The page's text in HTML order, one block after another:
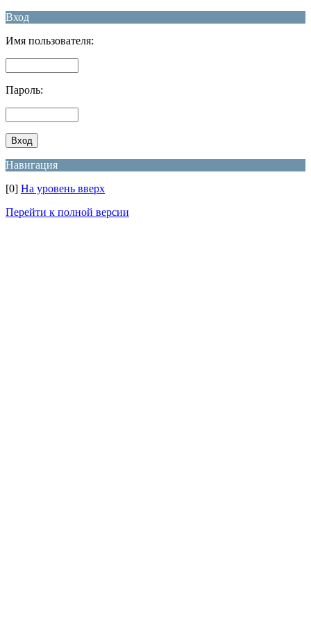
Вход
Имя пользователя:
Пароль:
Навигация
[0] На уровень вверх
Перейти к полной версии